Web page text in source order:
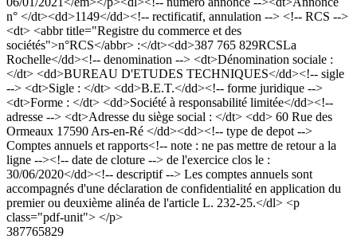
n° </dt><dd>1149</dd><!-- rectificatif, annulation --> <!-- RCS -->
<dt> <abbr title="Registre du commerce et des
sociétés">n°RCS</abbr> :</dt><dd>387 765 829RCSLa
Rochelle</dd><!-- denomination --> <dt>Dénomination sociale :
</dt> <dd>BUREAU D'ETUDES TECHNIQUES</dd><!-- sigle
--> <dt>Sigle : </dt> <dd>B.E.T.</dd><!-- forme juridique -->
<dt>Forme : </dt> <dd>Société à responsabilité limitée</dd><!--
adresse --> <dt>Adresse du siège social : </dt> <dd> 60 Rue des
Ormeaux 17590 Ars-en-Ré </dd><dd><!-- type de depot -->
Comptes annuels et rapports<!-- note : ne pas mettre de retour a la
ligne --><!-- date de cloture --> de l'exercice clos le :
30/06/2020</dd><!-- descriptif --> Les comptes annuels sont
accompagnés d'une déclaration de confidentialité en application du
premier ou deuxième alinéa de l'article L. 232-25.</dl> <p
class="pdf-unit"> </p>
387765829